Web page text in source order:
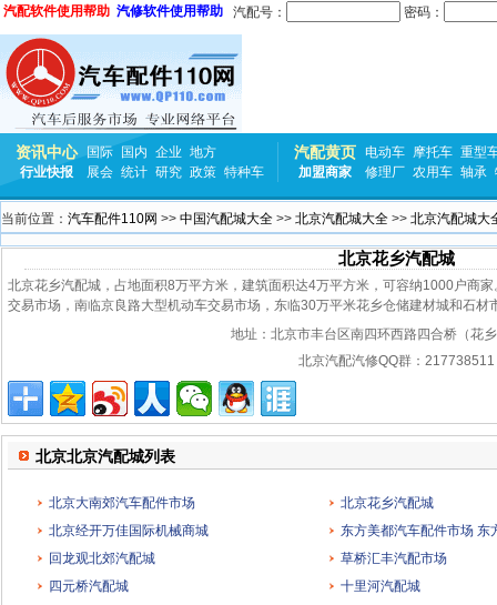
汽配软件使用帮助 汽修软件使用帮助 汽配号： 密码：
资讯中心 国际 国内 企业 地方
行业快报
展会 统计 研究 政策 特种车
汽配黄页 电动车 摩托车 重型
加盟商家
修理厂 农用车 轴承
当前位置： 汽车配件110网 >> 中国汽配城大全 >> 北京汽配城大全 >> 北京汽配城大
北京花乡汽配城
北京花乡汽配城，占地面积8万平方米，建筑面积达4万平方米，可容纳1000户商
交易市场，南临京良路大型机动车交易市场，东临30万平米花乡仓储建材城和石材
地址： 北京市丰台区南四环西路四合桥（花
北京汽配汽修QQ群：217738511
北京北京汽配城列表
北京大南郊汽车配件市场
北京花乡汽配城
北京经开万佳国际机械商城
东方美都汽车配件市场 东
回龙观北郊汽配城
草桥汇丰汽配市场
四元桥汽配城
十里河汽配城